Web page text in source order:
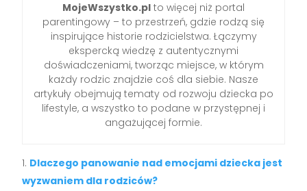
MojeWszystko.pl to więcej niż portal
parentingowy – to przestrzeń, gdzie rodzą się
inspirujące historie rodzicielstwa. Łączymy
ekspercką wiedzę z autentycznymi
doświadczeniami, tworząc miejsce, w którym
każdy rodzic znajdzie coś dla siebie. Nasze
artykuły obejmują tematy od rozwoju dziecka po
lifestyle, a wszystko to podane w przystępnej i
angażującej formie.
Dlaczego panowanie nad emocjami dziecka jest
wyzwaniem dla rodziców?